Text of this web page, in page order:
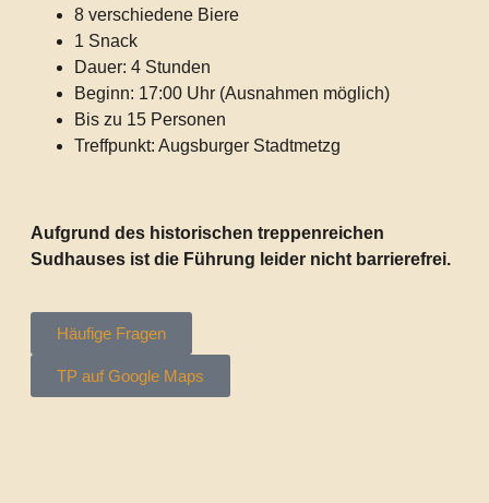
8 verschiedene Biere
1 Snack
Dauer: 4 Stunden
Beginn: 17:00 Uhr (Ausnahmen möglich)
Bis zu 15 Personen
Treffpunkt: Augsburger Stadtmetzg
Aufgrund des historischen treppenreichen
Sudhauses ist die Führung leider nicht barrierefrei.
Häufige Fragen
TP auf Google Maps